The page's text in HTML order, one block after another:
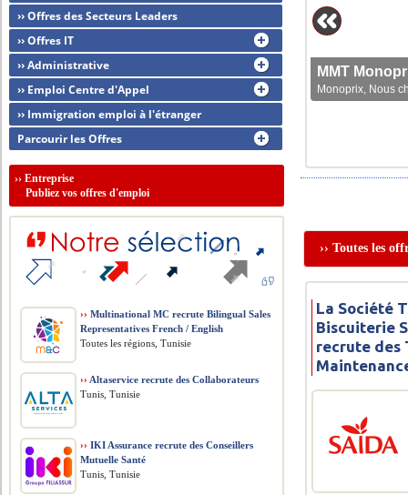
MMT
Monoprix, Nous
›› Toutes les
La Société
Biscuiterie
recrute des
›› Offres des Secteurs Leaders
›› Offres IT
›› Administrative
›› Emploi Centre d'Appel
›› Immigration emploi à l'étranger
Parcourir les Offres
››Entreprise
Publiez vos offres d'emploi
›› Multinational MC recrute Bilingual Sales
Representatives French / English
Toutes les régions, Tunisie
›› Altaservice recrute des Collaborateurs
Tunis, Tunisie
›› IKI Assurance recrute des Conseillers
Mutuelle Santé
Tunis, Tunisie